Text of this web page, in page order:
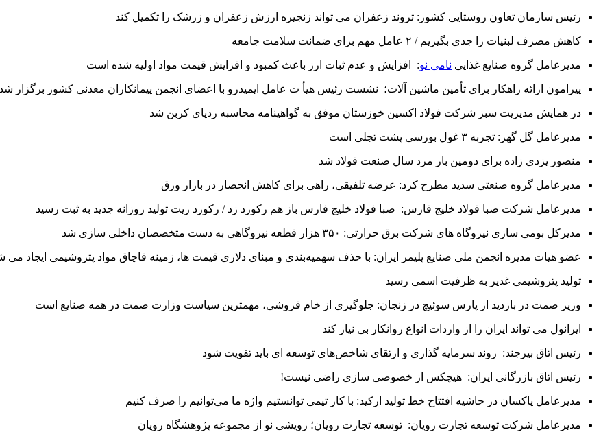
رئیس سازمان تعاون روستایی کشور: تروند زعفران می تواند زنجیره ارزش زعفران و زرشک را تکمیل کند
کاهش مصرف لبنیات را جدی بگیریم / ۲ عامل مهم برای ضمانت سلامت جامعه
مدیرعامل گروه صنایع غذایی نامی نو: افزایش و عدم ثبات ارز باعث کمبود و افزایش قیمت مواد اولیه شده است
پیرامون ارائه راهکار برای تأمین ماشین آلات؛ نشست رئیس هیأ ت عامل ایمیدرو با اعضای انجمن پیمانکاران معدنی کشور برگزار
در همایش مدیریت سبز شرکت فولاد اکسین خوزستان موفق به گواهینامه محاسبه ردپای کربن شد
مدیرعامل گل گهر: تجربه ۳ غول بورسی پشت تجلی است
منصور یزدی زاده برای دومین بار مرد سال صنعت فولاد شد
مدیرعامل گروه صنعتی سدید مطرح کرد: عرضه تلفیقی، راهی برای کاهش انحصار در بازار ورق
مدیرعامل شرکت صبا فولاد خلیج فارس: صبا فولاد خلیج فارس باز هم رکورد زد / رکورد ریت تولید روزانه جدید به ثبت رسید
مدیرکل بومی سازی نیروگاه های شرکت برق حرارتی: ۳۵۰ هزار قطعه نیروگاهی به دست متخصصان داخلی سازی شد
عضو هیات مدیره انجمن ملی صنایع پلیمر ایران: با حذف سهمیه‌بندی و مبنای دلاری قیمت ها، زمینه قاچاق مواد پتروشیمی ایجاد می
تولید پتروشیمی غدیر به ظرفیت اسمی رسید
وزیر صمت در بازدید از پارس سوئیچ در زنجان: جلوگیری از خام فروشی، مهمترین سیاست وزارت صمت در همه صنایع است
ایرانول می تواند ایران را از واردات انواع روانکار بی نیاز کند
رئیس اتاق بیرجند: روند سرمایه گذاری و ارتقای شاخص‌های توسعه ای باید تقویت شود
رئیس اتاق بازرگانی ایران: هیچکس از خصوصی سازی راضی نیست!
مدیرعامل پاکسان در حاشیه افتتاح خط تولید ارکید: با کار تیمی توانستیم واژه ما می‌توانیم را صرف کنیم
مدیرعامل شرکت توسعه تجارت رویان: توسعه تجارت رویان؛ رویشی نو از مجموعه پژوهشگاه رویان